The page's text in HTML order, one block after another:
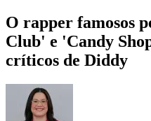
O rapper famosos
Club' e 'Candy
críticos de Diddy